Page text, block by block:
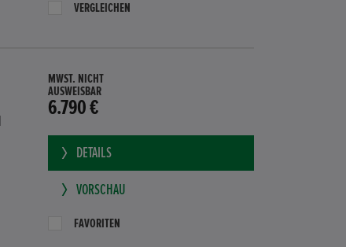
VERGLEICHEN
MWST. NICHT
AUSWEISBAR
6.790 €
DETAILS
VORSCHAU
FAVORITEN